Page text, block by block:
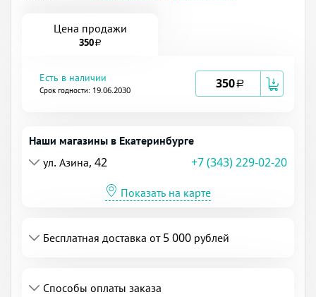
Цена продажи
350a
Есть в наличии
Срок годности: 19.06.2030 350a
Наши магазины в Екатеринбурге
ул. Азина, 42
+7 (343) 229-02-20
Показать на карте
Бесплатная доставка от 5 000 рублей
Способы оплаты заказа